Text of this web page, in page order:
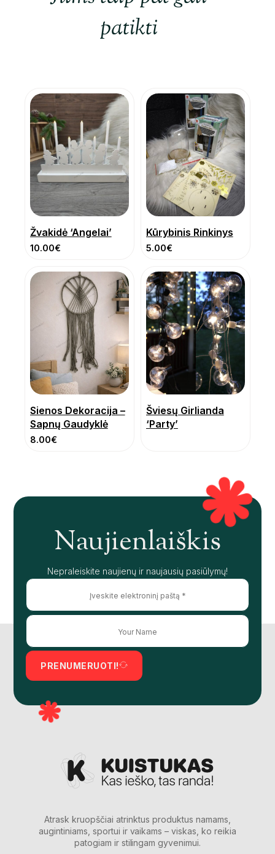
patikti
Žvakidė ‘Angelai’
10.00€
Kūrybinis Rinkinys
5.00€
Sienos Dekoracija –
Sapnų Gaudyklė
8.00€
Šviesų Girlianda
‘Party’
Naujienlaiškis
Nepraleiskite naujienų ir naujausių pasiūlymų!
PRENUMERUOTI!
Atrask kruopščiai atrinktus produktus namams,
augintiniams, sportui ir vaikams – viskas, ko reikia
patogiam ir stilingam gyvenimui.